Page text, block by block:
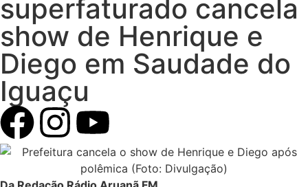
superfaturado cancela
show de Henrique e
Diego em Saudade do
Iguaçu